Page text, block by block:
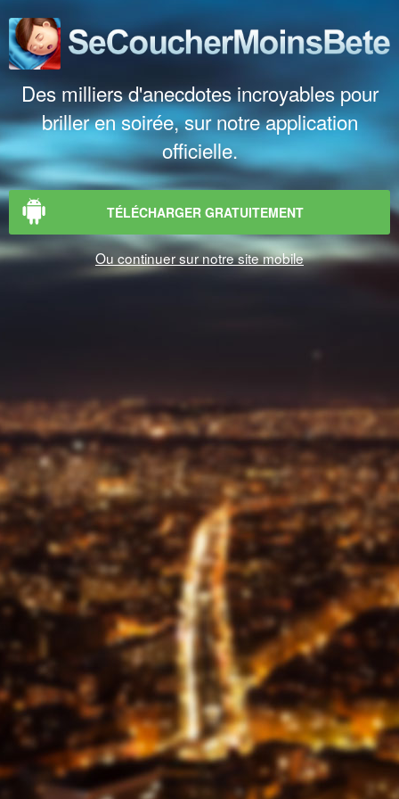
Des milliers d'anecdotes incroyables pour
briller en soirée, sur notre application
officielle.
TÉLÉCHARGER GRATUITEMENT
Ou continuer sur notre site mobile